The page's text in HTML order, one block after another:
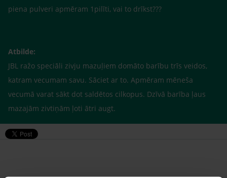
piena pulveri apmēram 1pilīti, vai to drīkst???
Atbilde:
JBL ražo speciāli zivju mazuļiem domāto barību trīs veidos,
katram vecumam savu. Sāciet ar to. Apmēram mēneša
vecumā varat sākt dot saldētos cilkopus. Dzīvā barība ļaus
mazajām zivtiņām ļoti ātri augt.